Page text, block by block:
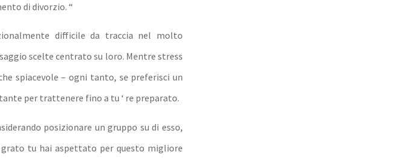
di divorzio. “
difficile da traccia nel molto
scelte centrato su loro. Mentre stress
spiacevole – ogni tanto, se preferisci un
per trattenere fino a tu ‘ re preparato.
posizionare un gruppo su di esso,
tu hai aspettato per questo migliore